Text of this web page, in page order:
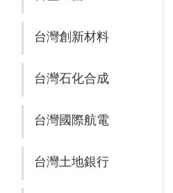
台灣創新材料
台灣石化合成
台灣國際航電
台灣土地銀行